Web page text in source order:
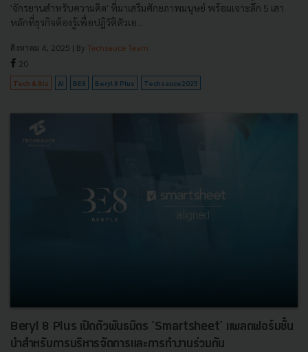
'จักรยานสำหรับความคิด' ที่มาเสริมศักยภาพมนุษย์ พร้อมเจาะลึก 5 เสา
หลักที่ธุรกิจต้องรู้เพื่อปฏิวัติตัวเอ...
สิงหาคม 4, 2025 | By Techsauce Team
20
Tech & Biz AI BE8 Beryl 8 Plus Techsauce2025
Beryl 8 Plus เปิดตัวพันธมิตร 'Smartsheet' แพลตฟอร์มชั้น
นำสำหรับการบริหารจัดการและการทำงานร่วมกัน